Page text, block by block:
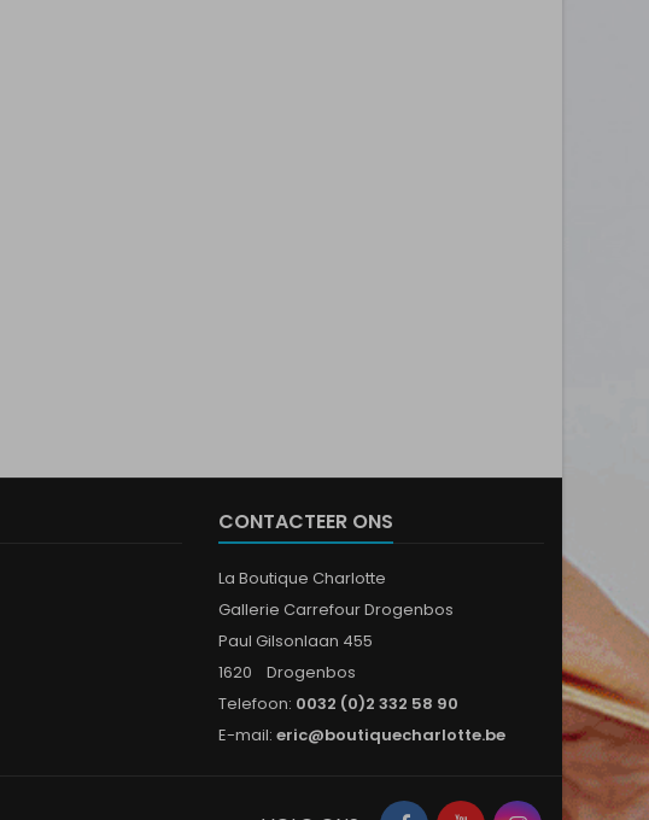
CONTACTEER ONS
La Boutique Charlotte
Gallerie Carrefour Drogenbos
Paul Gilsonlaan 455
1620 Drogenbos
Telefoon: 0032 (0)2 332 58 90
E-mail: eric@boutiquecharlotte.be